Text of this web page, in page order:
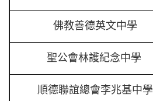
佛教善德英文中學
聖公會林護紀念中學
順德聯誼總會李兆基中學